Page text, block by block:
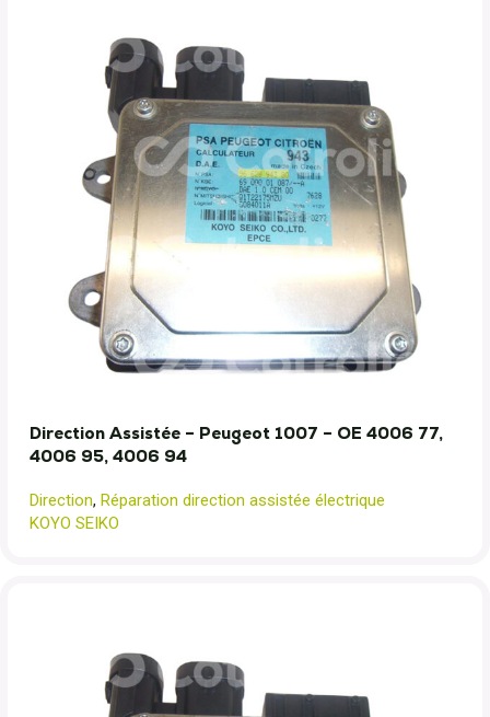
Direction Assistée – Peugeot 1007 – OE 4006 77,
4006 95, 4006 94
Direction, Réparation direction assistée électrique
KOYO SEIKO